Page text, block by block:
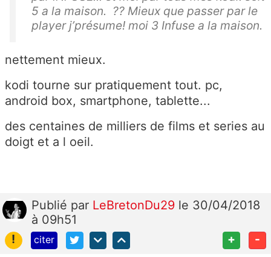
5 a la maison. ?? Mieux que passer par le
player j’présume! moi 3 Infuse a la maison.
nettement mieux.
kodi tourne sur pratiquement tout. pc,
android box, smartphone, tablette...
des centaines de milliers de films et series au
doigt et a l oeil.
Publié par LeBretonDu29 le 30/04/2018
à 09h51
!
citer + -